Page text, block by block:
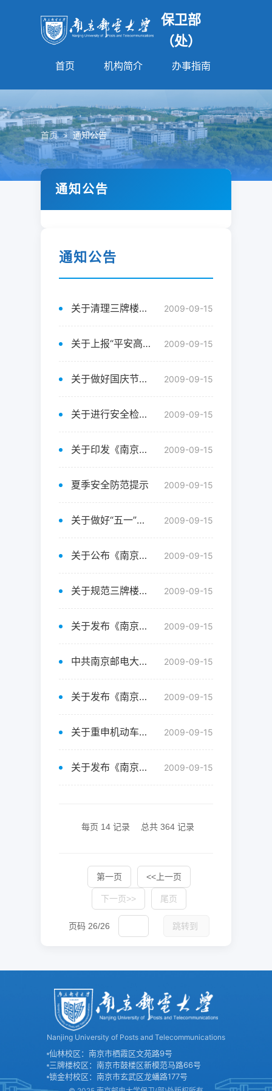
保卫部
（处）
首页 机构简介 办事指南
首页 > 通知公告
通知公告
通知公告
关于清理三牌楼校区废旧、无主自行车的通告 2009-09-15
关于上报“平安高校”创建材料的通知 2009-09-15
关于做好国庆节期间学校安全稳定工作的通知 2009-09-15
关于进行安全检查的通知 2009-09-15
关于印发《南京邮电大学“平安高校”创建工作实施方案》的通知 2009-09-15
夏季安全防范提示 2009-09-15
关于做好“五一”期间学校安全工作的通知 2009-09-15
关于公布《南京邮电大学校园治安管理规定》、《南京邮电大学门卫... 2009-09-15
关于规范三牌楼校区停车秩序的通告 2009-09-15
关于发布《南京邮电大学道路交通安全管理暂行规定》及《仙林校区... 2009-09-15
中共南京邮电大学委员会 南京邮电大学关于发布《南京邮电大学校... 2009-09-15
关于发布《南京邮电大学治安保卫工作实施细则》的通知 2009-09-15
关于重申机动车持证进入校园的通知 2009-09-15
关于发布《南京邮电大学消防安全管理规定》及《南京邮电大学集体... 2009-09-15
每页 14 记录 总共 364 记录
第一页 <<上一页
下一页>> 尾页
页码 26/26 跳转到
Nanjing University of Posts and Telecommunications
仙林校区：南京市栖霞区文苑路9号
三牌楼校区：南京市鼓楼区新模范马路66号
锁金村校区：南京市玄武区龙蟠路177号